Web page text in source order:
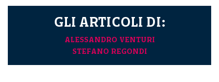
GLI ARTICOLI DI:
ALESSANDRO VENTURI
STEFANO REGONDI